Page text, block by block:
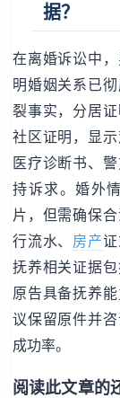
据？
在离婚诉讼中
明婚姻关系已
裂事实，分居
社区证明，显
医疗诊断书、
持诉求。婚外
片，但需确保
行流水、 房产
抚养相关证据
原告具备抚养
议保留原件并
成功率。
阅读此文章的